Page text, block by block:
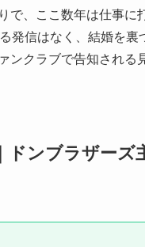
で、ここ数年は仕事
発信はなく、結婚を
ンクラブで告知される
ドンブラザーズ